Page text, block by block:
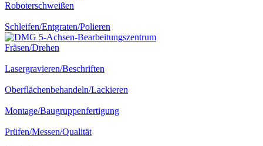
Roboterschweißen
Schleifen/Entgraten/Polieren
Fräsen/Drehen
Lasergravieren/Beschriften
Oberflächenbehandeln/Lackieren
Montage/Baugruppenfertigung
Prüfen/Messen/Qualität